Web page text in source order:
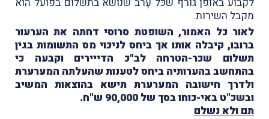
מקבל השירות.
לאור כל האמור, השופטת סרוסי דחתה את הערעור
ברובו, קיבלה אותו אך ביחס לניכוי מס התשומות בגין
תשלום שכר-הטרחה לב"כ הדייירים וקבעה כי
בהתחשב בהערותיה ביחס לטענות שהעלתה המערערת
ולדרך חישובה המערערת תישא בהוצאות המשיב
ובשכ"ט באי-כוחו בסך של 90,000 ש"ח.
תם ולא נשלם